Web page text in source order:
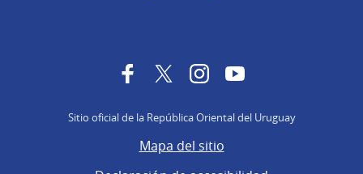
FacebookTwitterInstagramYouTube
Sitio oficial de la República Oriental del Uruguay
Mapa del sitio